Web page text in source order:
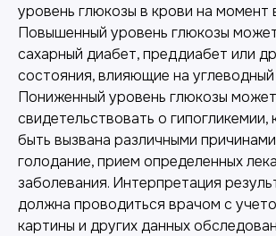
уровень глюкозы в крови на момент
Повышенный уровень глюкозы
сахарный диабет, преддиабет или
состояния, влияющие на
Пониженный уровень глюкозы может
свидетельствовать о
быть вызвана различными
голодание, прием определенных
заболевания. Интерпретация
должна проводиться врачом с
картины и других данных